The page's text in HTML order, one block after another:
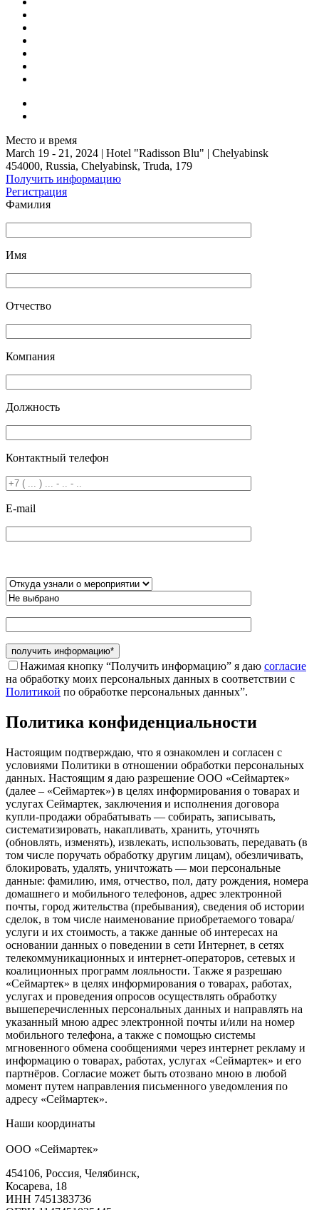
Место и время
March 19 - 21, 2024 | Hotel "Radisson Blu" | Chelyabinsk
454000, Russia, Chelyabinsk, Truda, 179
Получить информацию
Регистрация
Фамилия
Имя
Отчество
Компания
Должность
Контактный телефон
E-mail
Нажимая кнопку “Получить информацию” я даю согласие
на обработку моих персональных данных в соответствии с
Политикой по обработке персональных данных”.
Политика конфиденциальности
Настоящим подтверждаю, что я ознакомлен и согласен с
условиями Политики в отношении обработки персональных
данных. Настоящим я даю разрешение ООО «Сеймартек»
(далее – «Сеймартек») в целях информирования о товарах и
услугах Сеймартек, заключения и исполнения договора
купли-продажи обрабатывать — собирать, записывать,
систематизировать, накапливать, хранить, уточнять
(обновлять, изменять), извлекать, использовать, передавать (в
том числе поручать обработку другим лицам), обезличивать,
блокировать, удалять, уничтожать — мои персональные
данные: фамилию, имя, отчество, пол, дату рождения, номера
домашнего и мобильного телефонов, адрес электронной
почты, город жительства (пребывания), сведения об истории
сделок, в том числе наименование приобретаемого товара/
услуги и их стоимость, а также данные об интересах на
основании данных о поведении в сети Интернет, в сетях
телекоммуникационных и интернет-операторов, сетевых и
коалиционных программ лояльности. Также я разрешаю
«Сеймартек» в целях информирования о товарах, работах,
услугах и проведения опросов осуществлять обработку
вышеперечисленных персональных данных и направлять на
указанный мною адрес электронной почты и/или на номер
мобильного телефона, а также с помощью системы
мгновенного обмена сообщениями через интернет рекламу и
информацию о товарах, работах, услугах «Сеймартек» и его
партнёров. Согласие может быть отозвано мною в любой
момент путем направления письменного уведомления по
адресу «Сеймартек».
Наши координаты
ООО «Сеймартек»
454106, Россия, Челябинск,
Косарева, 18
ИНН 7451383736